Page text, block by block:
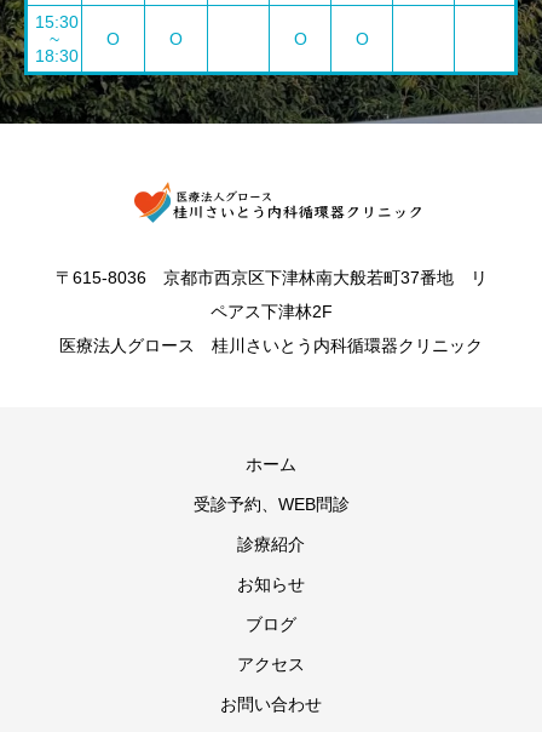
15:30
~
18:30
O O O O
〒615-8036 京都市西京区下津林南大般若町37番地 リ
ペアス下津林2F
医療法人グロース 桂川さいとう内科循環器クリニック
ホーム
受診予約、WEB問診
診療紹介
お知らせ
ブログ
アクセス
お問い合わせ